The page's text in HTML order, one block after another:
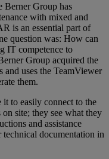
Berner Group has
with mixed and
is an essential part of
question was: How can
IT competence to
Group acquired the
uses the TeamViewer
them.
to easily connect to the
site; they see what they
and assistance
technical documentation in